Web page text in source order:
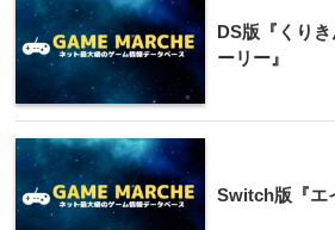
DS版『くり
ーリー』
Switch版『エ